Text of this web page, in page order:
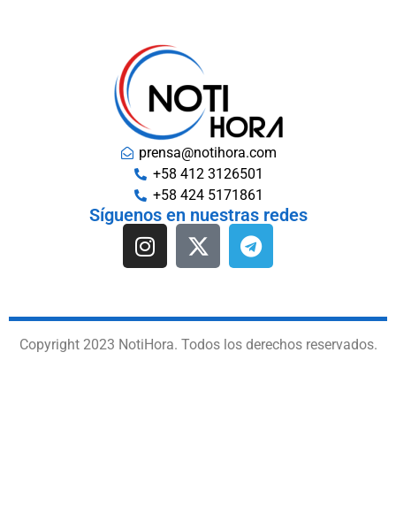
prensa@notihora.com
+58 412 3126501
+58 424 5171861
Síguenos en nuestras redes
Copyright 2023 NotiHora. Todos los derechos reservados.